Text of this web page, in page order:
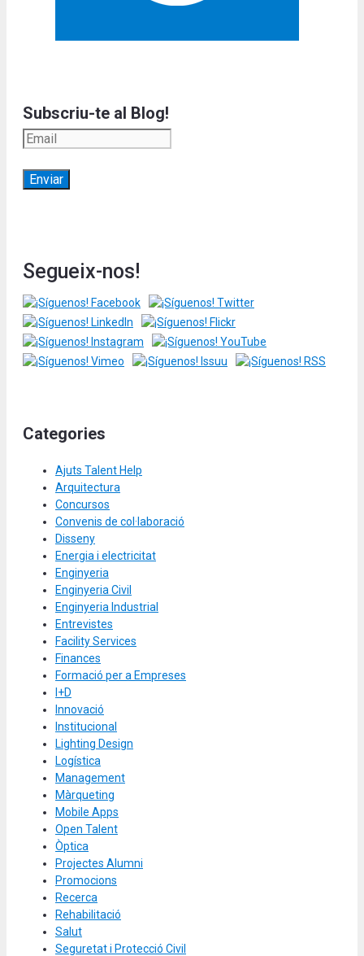
Subscriu-te al Blog!
Segueix-nos!
Categories
Ajuts Talent Help
Arquitectura
Concursos
Convenis de col·laboració
Disseny
Energia i electricitat
Enginyeria
Enginyeria Civil
Enginyeria Industrial
Entrevistes
Facility Services
Finances
Formació per a Empreses
I+D
Innovació
Institucional
Lighting Design
Logística
Management
Màrqueting
Mobile Apps
Open Talent
Òptica
Projectes Alumni
Promocions
Recerca
Rehabilitació
Salut
Seguretat i Protecció Civil